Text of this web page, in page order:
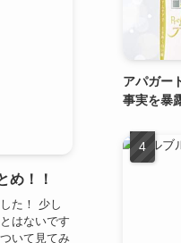
め！！
た！ 少し
はないです
いて見てみ
アパガー
事実を暴